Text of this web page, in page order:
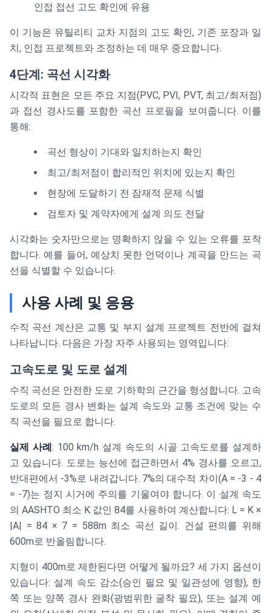
인접 접선 고도 확인에 유용
이 기능은 유틸리티 교차 지점의 고도 확인, 기존 포장과 일
치, 인접 프로젝트와 조정하는 데 매우 중요합니다.
4단계: 곡선 시각화
시각적 표현은 모든 주요 지점(PVC, PVI, PVT, 최고/최저점)
과 접선 경사도를 포함한 곡선 프로필을 보여줍니다. 이를
통해:
곡선 형상이 기대와 일치하는지 확인
최고/최저점이 합리적인 위치에 있는지 확인
현장에 도달하기 전 잠재적 문제 식별
검토자 및 계약자에게 설계 의도 전달
시각화는 숫자만으로는 명확하지 않을 수 있는 오류를 포착
합니다. 예를 들어, 예상치 못한 언덕이나 계곡을 만드는 곡
선을 식별할 수 있습니다.
사용 사례 및 응용
수직 곡선 계산은 교통 및 부지 설계 프로젝트 전반에 걸쳐
나타납니다. 다음은 가장 자주 사용되는 영역입니다:
고속도로 및 도로 설계
수직 곡선은 안전한 도로 기하학의 근간을 형성합니다. 고속
도로의 모든 경사 변화는 설계 속도와 교통 조건에 맞는 수
직 곡선을 필요로 합니다.
실제 사례 : 100 km/h 설계 속도의 시골 고속도로를 설계하
고 있습니다. 도로는 능선에 접근하면서 4% 경사를 오르고,
반대편에서 -3%로 내려갑니다. 7%의 대수적 차이(A = -3 - 4
= -7)는 정지 시거에 주의를 기울여야 합니다. 이 설계 속도
의 AASHTO 최소 K 값인 84를 사용하여 계산합니다: L = K ×
|A| = 84 × 7 = 588m 최소 곡선 길이. 건설 편의를 위해
600m로 반올림합니다.
지형이 400m로 제한된다면 어떻게 될까요? 세 가지 옵션이
있습니다: 설계 속도 감소(승인 필요 및 일관성에 영향), 한
쪽 또는 양쪽 경사 완화(광범위한 굴착 필요), 또는 설계 예